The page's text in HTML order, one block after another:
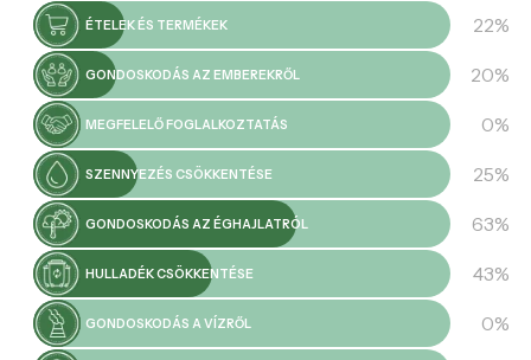
ÉTELEK ÉS TERMÉKEK 22%
GONDOSKODÁS AZ EMBEREKRŐL 20%
MEGFELELŐ FOGLALKOZTATÁS 0%
SZENNYEZÉS CSÖKKENTÉSE 25%
GONDOSKODÁS AZ ÉGHAJLATRÓL 63%
HULLADÉK CSÖKKENTÉSE 43%
GONDOSKODÁS A VÍZRŐL 0%